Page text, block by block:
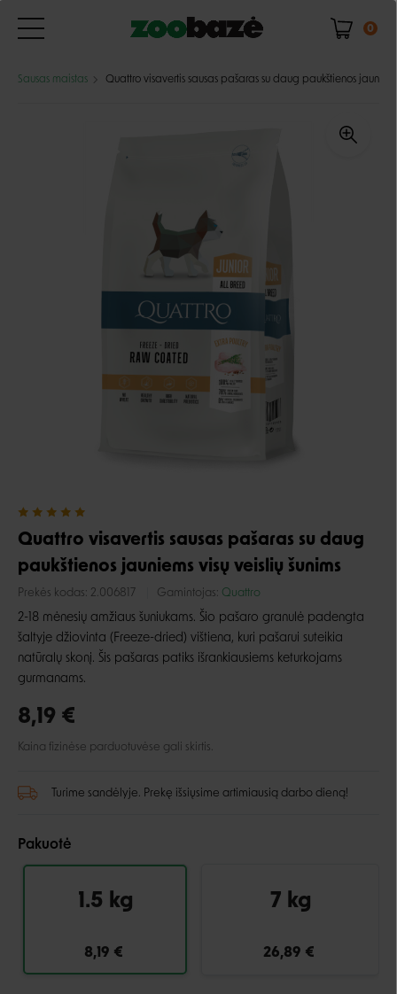
0
Sausas maistas Quattro visavertis sausas pašaras su daug paukštienos
Quattro visavertis sausas pašaras su daug
paukštienos jauniems visų veislių šunims
Prekės kodas: 2.006817 Gamintojas: Quattro
2-18 mėnesių amžiaus šuniukams. Šio pašaro granulė padengta
šaltyje džiovinta (Freeze-dried) vištiena, kuri pašarui suteikia
natūralų skonį. Šis pašaras patiks išrankiausiems keturkojams
gurmanams.
8,19 €
Kaina fizinėse parduotuvėse gali skirtis.
Turime sandėlyje. Prekę išsiųsime artimiausią darbo dieną!
Pakuotė
1.5 kg
8,19 €
7 kg
26,89 €